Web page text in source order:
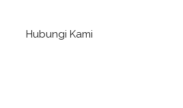
Hubungi Kami